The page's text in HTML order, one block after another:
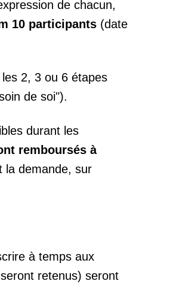
de chacun,
10 participants (date
2, 3 ou 6 étapes
de soi").
durant les
remboursés à
la demande, sur
à temps aux
retenus) seront